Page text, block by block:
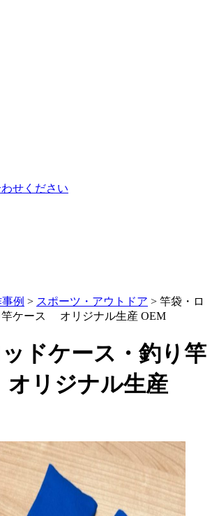
せください
例 > スポーツ・アウトドア > 竿袋・ロ
竿ケース オリジナル生産 OEM
ドケース・釣り竿
リジナル生産